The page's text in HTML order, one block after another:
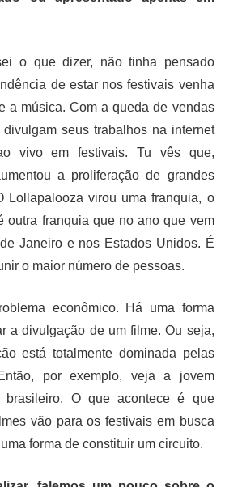
o que dizer, não tinha pensado
de estar nos festivais venha
a música. Com a queda de vendas
seus trabalhos na internet
vivo em festivais. Tu vês que,
a proliferação de grandes
Lollapalooza virou uma franquia, o
outra franquia que no ano que vem
Janeiro e nos Estados Unidos. É
o maior número de pessoas.
econômico. Há uma forma
a divulgação de um filme. Ou seja,
está totalmente dominada pelas
por exemplo, veja a jovem
brasileiro. O que acontece é que
vão para os festivais em busca
forma de constituir um circuito.